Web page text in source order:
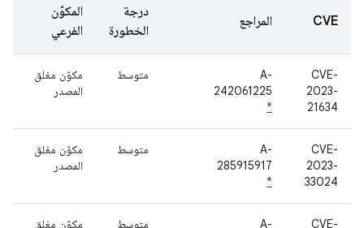
CVE المراجع
درجة
الخطورة
المكوّن
الفرعي
CVE-
2023-
21634
A-
242061225
*
متوسط
مكوّن مغلق
المصدر
CVE-
2023-
33024
A-
285915917
*
متوسط
مكوّن مغلق
المصدر
CVE-
A- متوسط مكوّن مغلق